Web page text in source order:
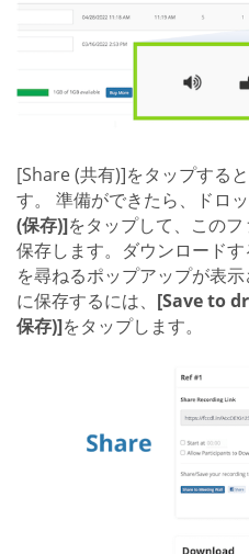
[Share (共有)]をタップする
す。 準備ができたら、ドロ
(保存)]をタップして、この
保存します。ダウンロード
を尋ねるポップアップが表
に保存するには、 [Save to
保存)]をタップします。